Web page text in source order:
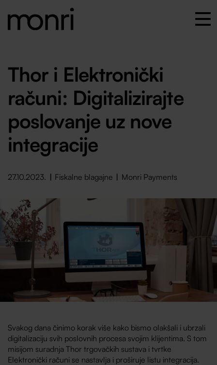
Thor i Elektronički
računi: Digitalizirajte
poslovanje uz nove
integracije
27.10.2023. Fiskalne blagajne Monri Payments
Svakog dana činimo korak više kako bismo olakšali i ubrzali
digitalizaciju svih poslovnih procesa svojim klijentima. S tom
misijom suradnja Thor trgovačkih sustava i tvrtke
Elektronički računi se nastavlja i proširuje listu integracija.